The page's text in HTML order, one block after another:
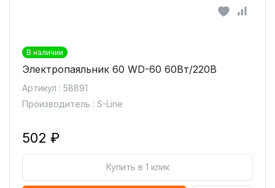
В наличии
Электропаяльник 60 WD-60 60Вт/220В
Артикул : 58891
Производитель : S-Line
502 ₽
Купить в 1 клик